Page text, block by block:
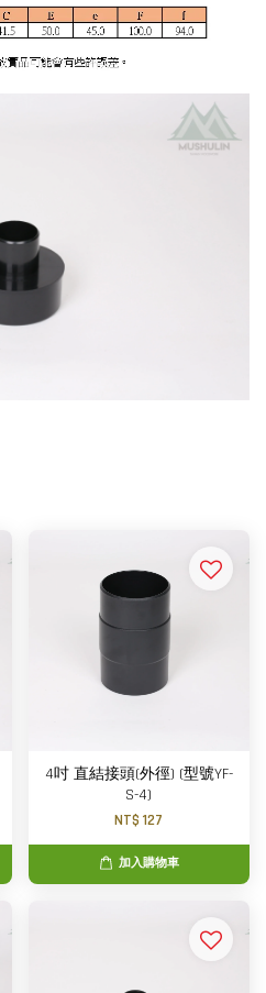
4吋 直結接頭(外徑) (型號YF-
S-4)
NT$ 127
加入購物車